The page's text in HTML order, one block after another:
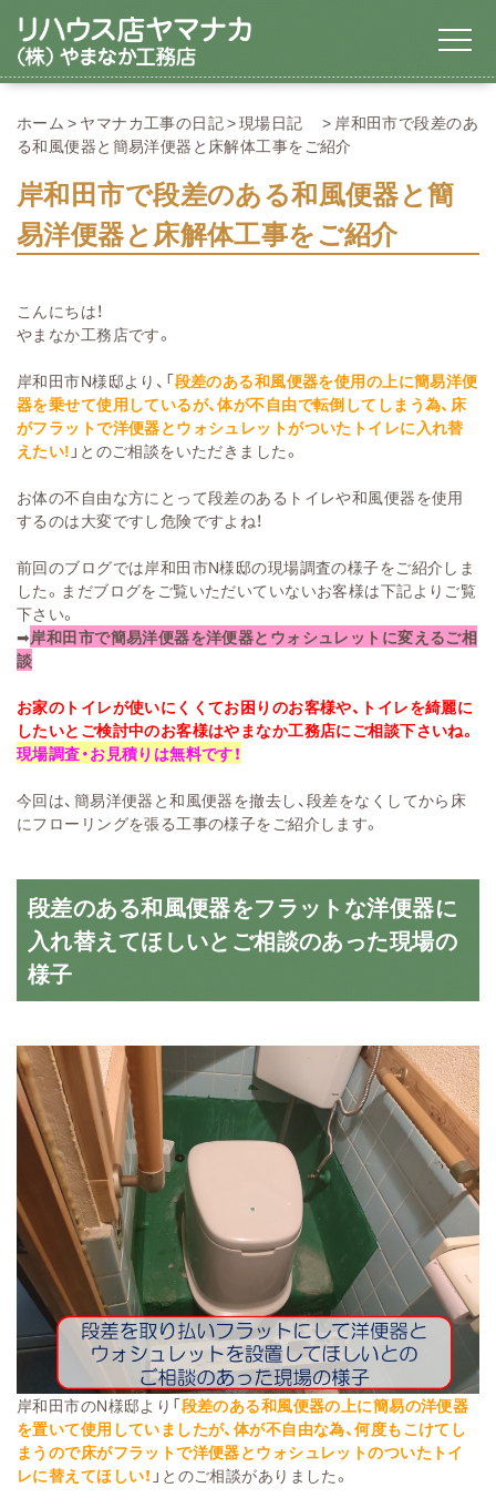
ホーム ヤマナカ工事の日記 現場日記
岸和田市で段差のあ
る和風便器と簡易洋便器と床解体工事をご紹介
岸和田市で段差のある和風便器と簡
易洋便器と床解体工事をご紹介
こんにちは！
やまなか工務店です。
岸和田市N様邸より、「段差のある和風便器を使用の上に簡易洋便
器を乗せて使用しているが、体が不自由で転倒してしまう為、床
がフラットで洋便器とウォシュレットがついたトイレに入れ替
えたい! 」とのご相談をいただきました。
お体の不自由な方にとって段差のあるトイレや和風便器を使用
するのは大変ですし危険ですよね！
前回のブログでは岸和田市N様邸の現場調査の様子をご紹介しま
した。まだブログをご覧いただいていないお客様は下記よりご覧
下さい。
➡岸和田市で簡易洋便器を洋便器とウォシュレットに変えるご相
談
お家のトイレが使いにくくてお困りのお客様や、トイレを綺麗に
したいとご検討中のお客様はやまなか工務店にご相談下さいね。
現場調査・お見積りは無料です！
今回は、簡易洋便器と和風便器を撤去し、段差をなくしてから床
にフローリングを張る工事の様子をご紹介します。
段差のある和風便器をフラットな洋便器に
入れ替えてほしいとご相談のあった現場の
様子
岸和田市のN様邸より「段差のある和風便器の上に簡易の洋便器
を置いて使用していましたが、体が不自由な為、何度もこけてし
まうので床がフラットで洋便器とウォシュレットのついたトイ
レに替えてほしい！ 」とのご相談がありました。